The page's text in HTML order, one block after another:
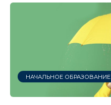
НАЧАЛЬНОЕ ОБРАЗОВАНИЕ